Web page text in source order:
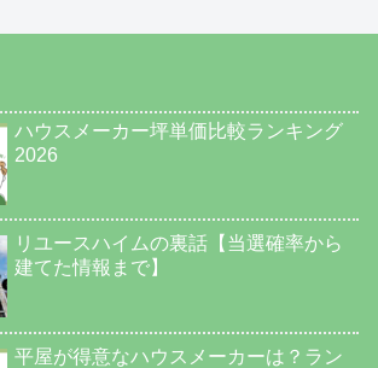
ハウスメーカー坪単価比較ランキング
2026
リユースハイムの裏話【当選確率から
建てた情報まで】
平屋が得意なハウスメーカーは？ラン